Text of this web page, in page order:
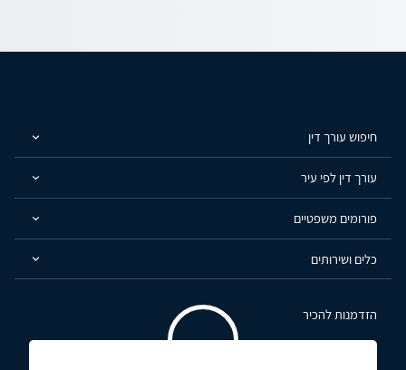
חיפוש עורך דין
עורך דין לפי עיר
פורומים משפטיים
כלים ושירותים
הזדמנות להכיר